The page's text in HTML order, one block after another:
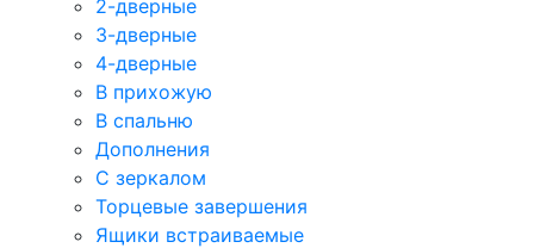
2-дверные
3-дверные
4-дверные
В прихожую
В спальню
Дополнения
С зеркалом
Торцевые завершения
Ящики встраиваемые